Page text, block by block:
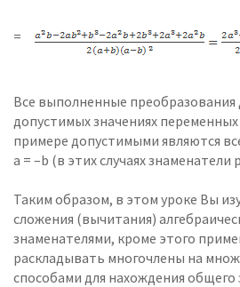
=
Все выполненные
допустимых значениях
примере допустимыми являются
a = –b (в этих случаях знаменатели
Таким образом, в этом уроке Вы
сложения (вычитания)
знаменателями, кроме этого
раскладывать многочлены на
способами для нахождения общего